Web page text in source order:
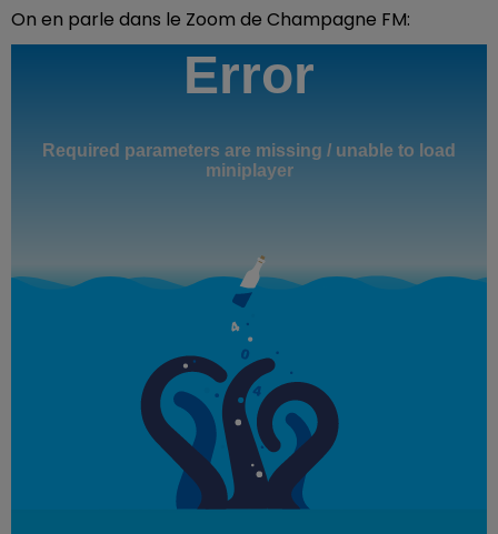
On en parle dans le Zoom de Champagne FM: